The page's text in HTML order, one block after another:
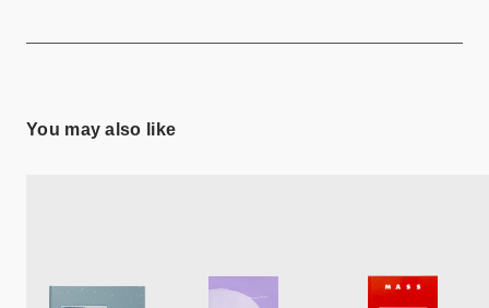
You may also like